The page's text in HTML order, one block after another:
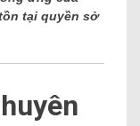
tại quyền sở